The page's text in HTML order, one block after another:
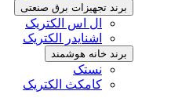
برند تجهیزات برق صنعتی
ال اس الکتریک
اشنایدر الکتریک
برند خانه هوشمند
نستک
کامکث الکتریک